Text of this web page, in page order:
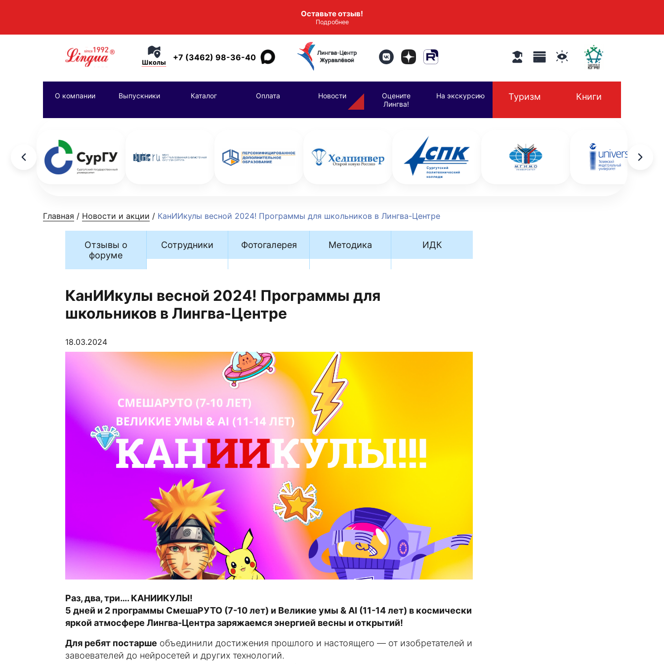
Оставьте отзыв!
Подробнее
Школы +7 (3462) 98-36-40
О компании Выпускники Каталог Оплата Новости
Оцените
Лингва!
На экскурсию Туризм Книги
Главная / Новости и акции / КанИИкулы весной 2024! Программы для школьников в Лингва-Центре
Отзывы о
форуме
Сотрудники Фотогалерея Методика ИДК
КанИИкулы весной 2024! Программы для
школьников в Лингва-Центре
18.03.2024
Раз, два, три…. КАНИИКУЛЫ!
5 дней и 2 программы СмешаРУТО (7-10 лет) и Великие умы & AI (11-14 лет) в космически
яркой атмосфере Лингва-Центра заряжаемся энергией весны и открытий!
Для ребят постарше объединили достижения прошлого и настоящего — от изобретателей и
завоевателей до нейросетей и других технологий.